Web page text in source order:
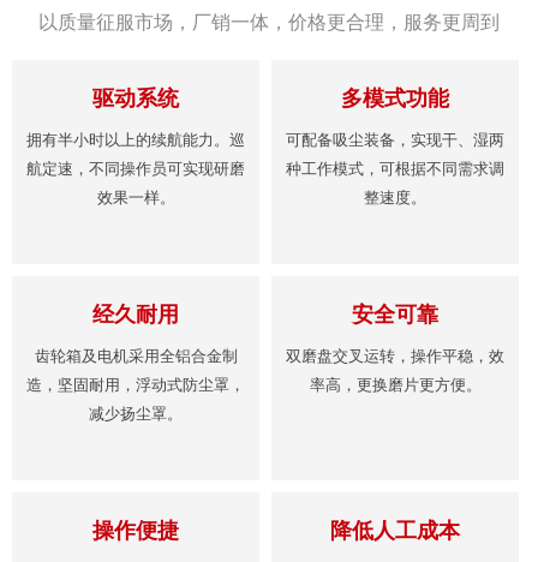
以质量征服市场，厂销一体，价格更合理，服务更周到
驱动系统
拥有半小时以上的续航能力。巡
航定速，不同操作员可实现研磨
效果一样。
多模式功能
可配备吸尘装备，实现干、湿两
种工作模式，可根据不同需求调
整速度。
经久耐用
齿轮箱及电机采用全铝合金制
造，坚固耐用，浮动式防尘罩，
减少扬尘罩。
安全可靠
双磨盘交叉运转，操作平稳，效
率高，更换磨片更方便。
操作便捷 降低人工成本